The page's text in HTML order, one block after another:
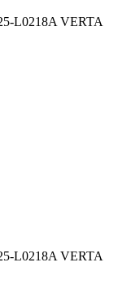
L0218A VERTA
L0218A VERTA